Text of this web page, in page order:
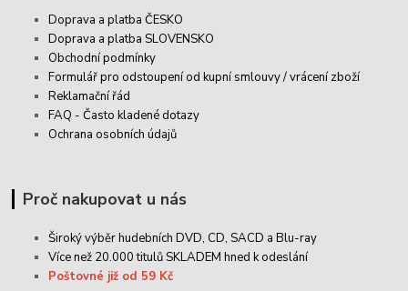
Doprava a platba ČESKO
Doprava a platba SLOVENSKO
Obchodní podmínky
Formulář pro odstoupení od kupní smlouvy / vrácení zboží
Reklamační řád
FAQ - Často kladené dotazy
Ochrana osobních údajů
Proč nakupovat u nás
Široký výběr hudebních DVD, CD,SACD a Blu-ray
Více než 20.000 titulů SKLADEM hned k odeslání
Poštovné již od 59 Kč